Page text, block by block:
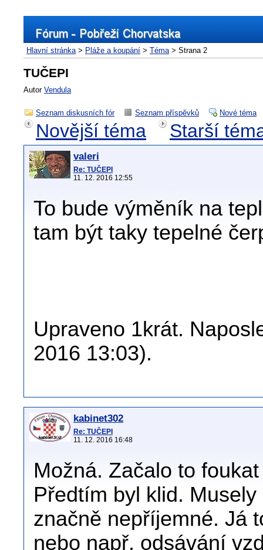
Hlavní stránka> Pláže a koupání > Téma> Strana 2
TUČEPI
Autor Vendula
Seznam diskusních fór Seznam příspěvků Nové téma
Novější téma Starší
valeri
Re: TUČEPI
11. 12. 2016 12:55
To bude výměník na
tam být taky tepelné
Upraveno 1krát.
2016 13:03).
kabinet302
Re: TUČEPI
11. 12. 2016 16:48
Možná. Začalo to
Předtím byl klid.
značně nepříjemné. Já
nebo např. odsávání